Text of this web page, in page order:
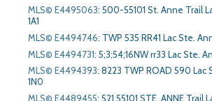
MLS© E4495063: 500-55101 St. Anne Trail
1A1
MLS© E4494746: TWP 535 RR41 Lac Ste.
MLS© E4494731: 5;3;54;16NW rr33 Lac Ste.
MLS© E4494393: 8223 TWP ROAD 590 Lac
1N0
MLS© E4489455: 521 55101 STE. ANNE Trail